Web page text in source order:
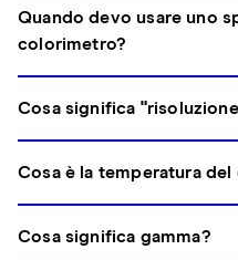
Quando devo usare uno
colorimetro?
Cosa significa
Cosa è la temperatura del
Cosa significa gamma?